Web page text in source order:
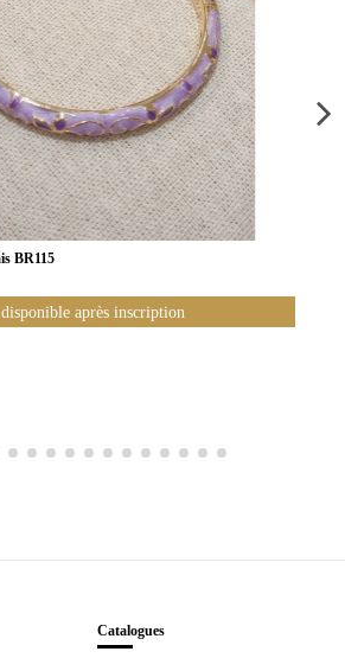
BR115
après inscription
Catalogues